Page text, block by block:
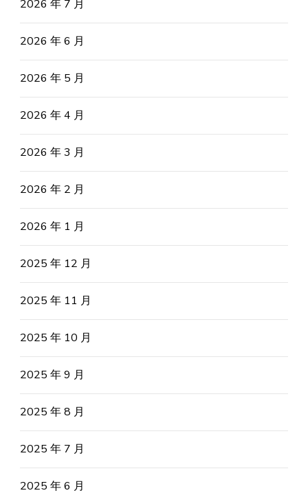
2026 年 7 月
2026 年 6 月
2026 年 5 月
2026 年 4 月
2026 年 3 月
2026 年 2 月
2026 年 1 月
2025 年 12 月
2025 年 11 月
2025 年 10 月
2025 年 9 月
2025 年 8 月
2025 年 7 月
2025 年 6 月